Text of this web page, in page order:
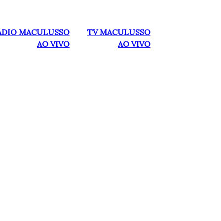
MACULUSSO
TV MACULUSSO
AO VIVO
AO VIVO